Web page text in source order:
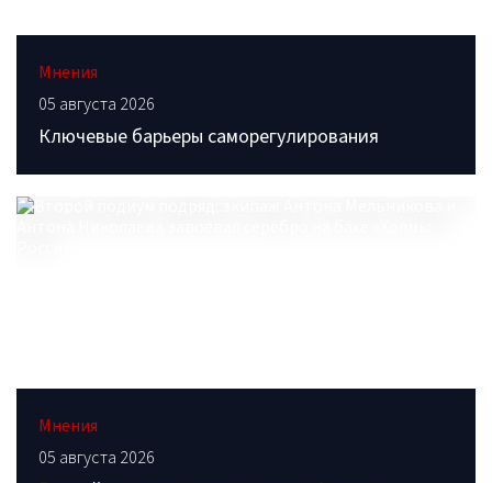
Мнения
05 августа 2026
Ключевые барьеры саморегулирования
Мнения
05 августа 2026